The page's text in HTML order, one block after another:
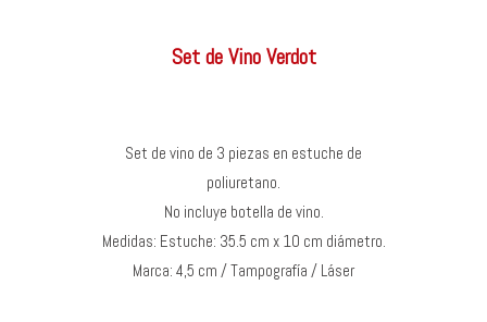
Set de Vino Verdot
Set de vino de 3 piezas en estuche de
poliuretano.
No incluye botella de vino.
Medidas: Estuche: 35.5 cm x 10 cm diámetro.
Marca: 4,5 cm / Tampografía / Láser